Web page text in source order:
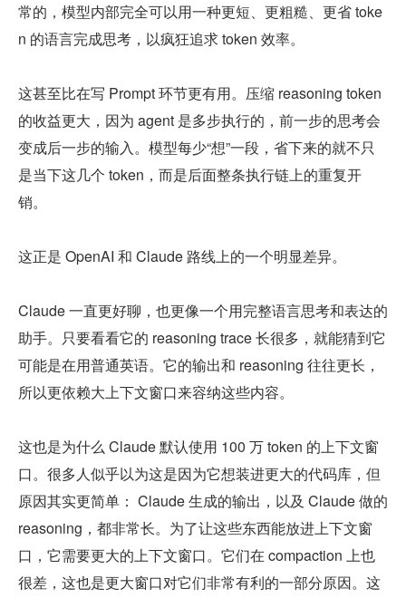
常的，模型内部完全可以用一种更短、更粗糙、更省 toke
n 的语言完成思考，以疯狂追求 token 效率。
这甚至比在写 Prompt 环节更有用。压缩 reasoning token
的收益更大，因为 agent 是多步执行的，前一步的思考会
变成后一步的输入。模型每少“想”一段，省下来的就不只
是当下这几个 token，而是后面整条执行链上的重复开
销。
这正是 OpenAI 和 Claude 路线上的一个明显差异。
Claude 一直更好聊，也更像一个用完整语言思考和表达的
助手。只要看看它的 reasoning trace 长很多，就能猜到它
可能是在用普通英语。它的输出和 reasoning 往往更长，
所以更依赖大上下文窗口来容纳这些内容。
这也是为什么 Claude 默认使用 100 万 token 的上下文窗
口。很多人似乎以为这是因为它想装进更大的代码库，但
原因其实更简单： Claude 生成的输出，以及 Claude 做的
reasoning，都非常长。为了让这些东西能放进上下文窗
口，它需要更大的上下文窗口。它们在 compaction 上也
很差，这也是更大窗口对它们非常有利的一部分原因。这